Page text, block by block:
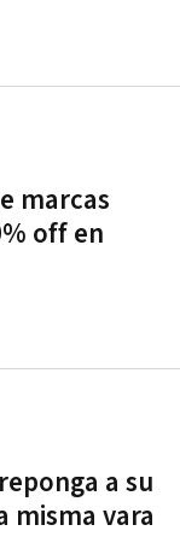
marcas
off en
a su
misma vara